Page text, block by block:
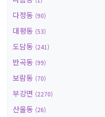
다정동 (90)
대평동 (53)
도담동 (241)
반곡동 (99)
보람동 (70)
부강면 (2270)
산울동 (26)